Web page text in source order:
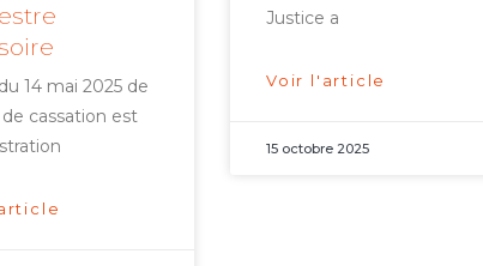
14 mai 2025 de
de cassation est
Justice a
Voir l'article
15 octobre 2025